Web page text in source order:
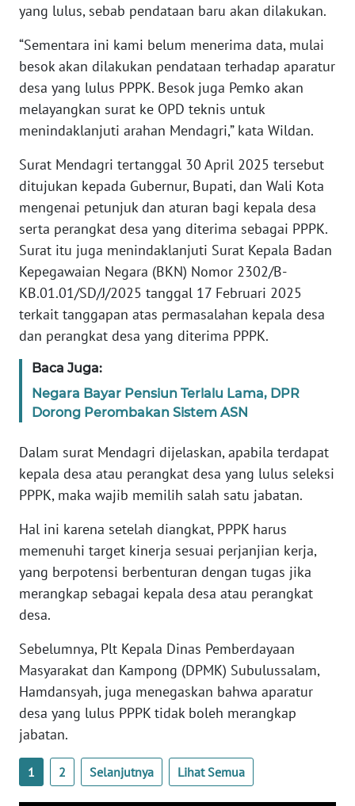
yang lulus, sebab pendataan baru akan dilakukan.
“Sementara ini kami belum menerima data, mulai
besok akan dilakukan pendataan terhadap aparatur
desa yang lulus PPPK. Besok juga Pemko akan
melayangkan surat ke OPD teknis untuk
menindaklanjuti arahan Mendagri,” kata Wildan.
Surat Mendagri tertanggal 30 April 2025 tersebut
ditujukan kepada Gubernur, Bupati, dan Wali Kota
mengenai petunjuk dan aturan bagi kepala desa
serta perangkat desa yang diterima sebagai PPPK.
Surat itu juga menindaklanjuti Surat Kepala Badan
Kepegawaian Negara (BKN) Nomor 2302/B-
KB.01.01/SD/J/2025 tanggal 17 Februari 2025
terkait tanggapan atas permasalahan kepala desa
dan perangkat desa yang diterima PPPK.
Baca Juga:
Negara Bayar Pensiun Terlalu Lama, DPR
Dorong Perombakan Sistem ASN
Dalam surat Mendagri dijelaskan, apabila terdapat
kepala desa atau perangkat desa yang lulus seleksi
PPPK, maka wajib memilih salah satu jabatan.
Hal ini karena setelah diangkat, PPPK harus
memenuhi target kinerja sesuai perjanjian kerja,
yang berpotensi berbenturan dengan tugas jika
merangkap sebagai kepala desa atau perangkat
desa.
Sebelumnya, Plt Kepala Dinas Pemberdayaan
Masyarakat dan Kampong (DPMK) Subulussalam,
Hamdansyah, juga menegaskan bahwa aparatur
desa yang lulus PPPK tidak boleh merangkap
jabatan.
1 2 Selanjutnya Lihat Semua
PAPUA
WN
PAPUA
BARAT
WN
RIAU
WN
SERAMBI
WN
JAMBI
WN
SULTRA
WN
NTB
WN
SULTENG
SULBAR
WN
BABEL
SUMBAR
WN
SUMSEL
BENGKULU